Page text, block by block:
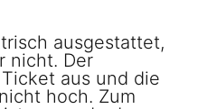
ausgestattet,
nicht. Der
aus und die
hoch. Zum